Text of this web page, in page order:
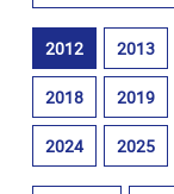
2012 2013
2018 2019
2024 2025